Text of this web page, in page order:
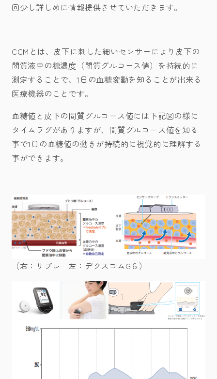
回少し詳しめに情報提供させていただきます。
CGMとは、皮下に刺した細いセンサーにより皮下の
間質液中の糖濃度（間質グルコース値）を持続的に
測定することで、1日の血糖変動を知ることが出来る
医療機器のことです。
血糖値と皮下の間質グルコース値には下記図の様に
タイムラグがありますが、間質グルコース値を知る
事で1日の血糖値の動きが持続的に視覚的に理解する
事ができます。
（右：リブレ 左：デクスコムG６）